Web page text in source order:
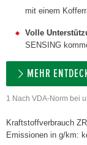
mit einem
Volle
SENSING
MEHR
1 Nach VDA-Norm bei
Kraftstoffverbrauch
Emissionen in g/km: